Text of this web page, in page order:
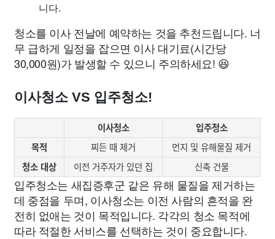
니다.
청소를 이사 전날에 예약하는 것을 추천드립니다. 너
무 급하게 일정을 잡으면 이사 대기료(시간당
30,000원)가 발생할 수 있으니 주의하세요! 😆
이사청소 VS 입주청소!
이사청소
입주청소
목적
찌든 때 제거
먼지 및 유해물질 제거
청소 대상
이전 거주자가 있던 집 신축 건물
입주청소는 새집증후군 같은 유해 물질을 제거하는
데 중점을 두며, 이사청소는 이전 사람의 흔적을 완
전히 없애는 것이 목적입니다. 각각의 청소 목적에
따라 적절한 서비스를 선택하는 것이 중요합니다.